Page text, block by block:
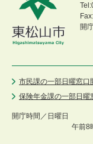
開
市民課の一部日曜窓口
保険年金課の一部日曜
開庁時間／ 日曜日
午前8